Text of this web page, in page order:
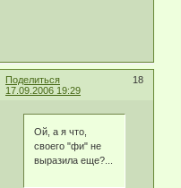
Поделиться
18
17.09.2006 19:29
Ой, а я что,
своего "фи" не
выразила еще?...